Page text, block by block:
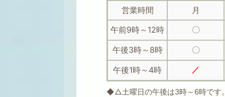
営業時間
月
午前9時～12時
〇
午後3時～8時
〇
午後1時～4時
／
◆△土曜日の午後は3時～6時です